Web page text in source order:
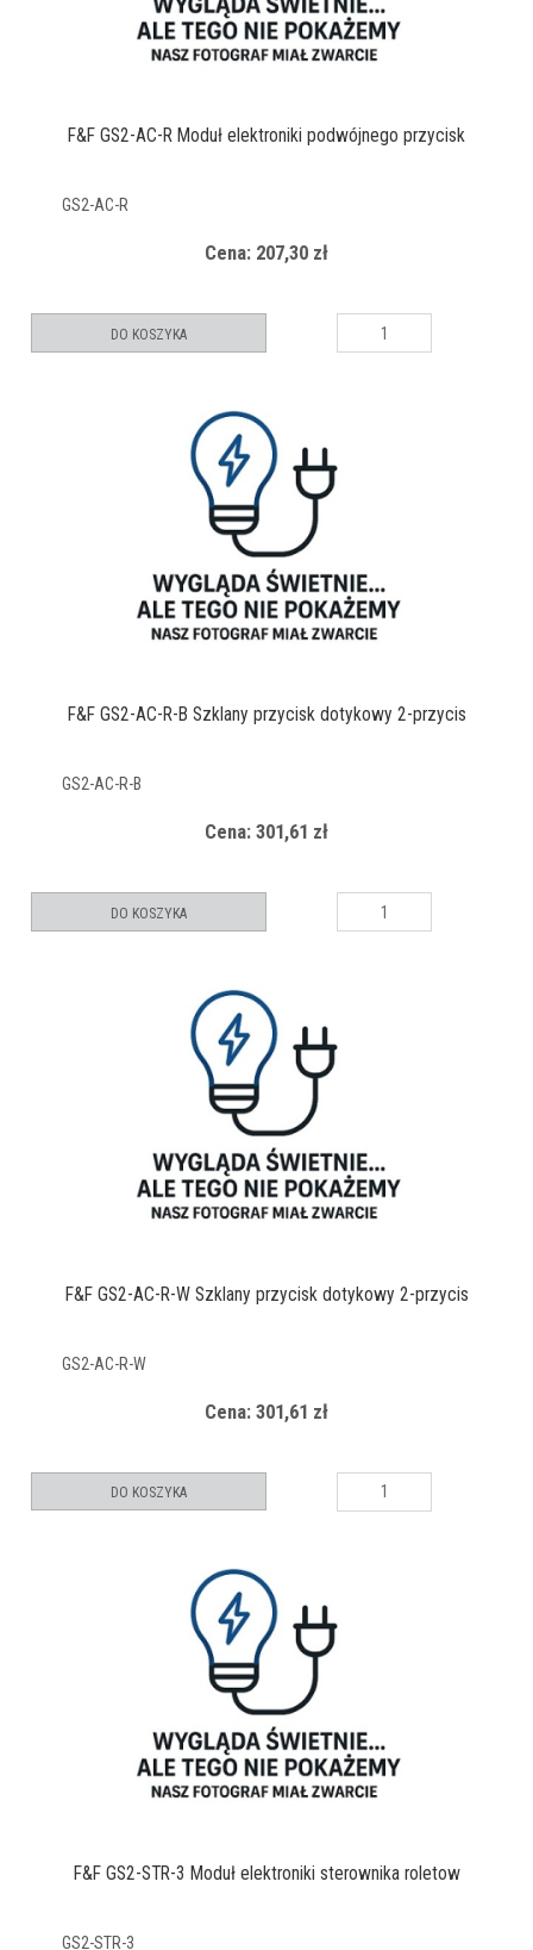
F&F GS2-AC-R Moduł elektroniki podwójnego przycisk
GS2-AC-R
Cena: 207,30 zł
DO KOSZYKA
F&F GS2-AC-R-B Szklany przycisk dotykowy 2-przycis
GS2-AC-R-B
Cena: 301,61 zł
DO KOSZYKA
F&F GS2-AC-R-W Szklany przycisk dotykowy 2-przycis
GS2-AC-R-W
Cena: 301,61 zł
DO KOSZYKA
F&F GS2-STR-3 Moduł elektroniki sterownika roletow
GS2-STR-3